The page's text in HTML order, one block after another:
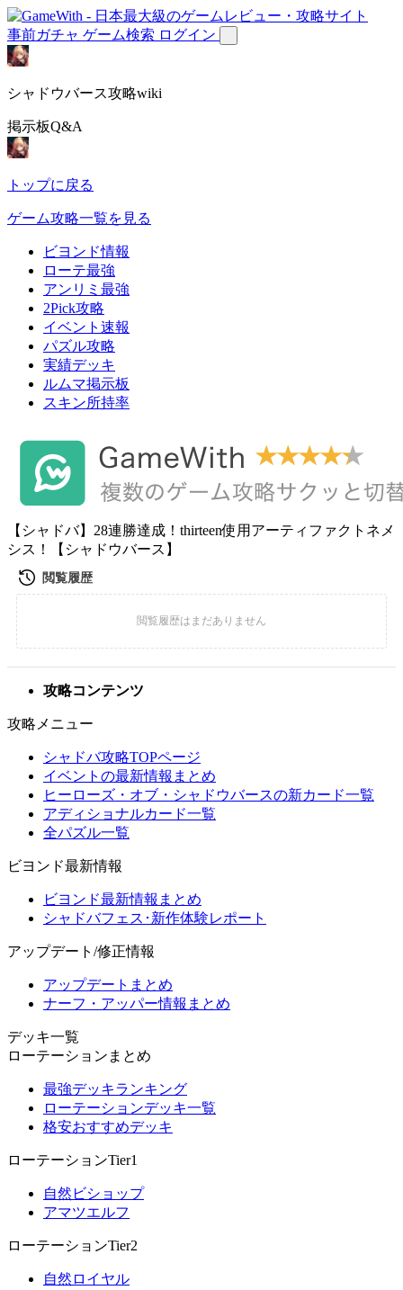
事前ガチャ ゲーム検索 ログイン
シャドウバース攻略wiki
掲示板Q&A
トップに戻る
ゲーム攻略一覧を見る
ビヨンド情報
ローテ最強
アンリミ最強
2Pick攻略
イベント速報
パズル攻略
実績デッキ
ルムマ掲示板
スキン所持率
【シャドバ】28連勝達成！thirteen使用アーティファクトネメ
シス！【シャドウバース】
攻略コンテンツ
攻略メニュー
シャドバ攻略TOPページ
イベントの最新情報まとめ
ヒーローズ・オブ・シャドウバースの新カード一覧
アディショナルカード一覧
全パズル一覧
ビヨンド最新情報
ビヨンド最新情報まとめ
シャドバフェス･新作体験レポート
アップデート/修正情報
アップデートまとめ
ナーフ・アッパー情報まとめ
デッキ一覧
ローテーションまとめ
最強デッキランキング
ローテーションデッキ一覧
格安おすすめデッキ
ローテーションTier1
自然ビショップ
アマツエルフ
ローテーションTier2
自然ロイヤル